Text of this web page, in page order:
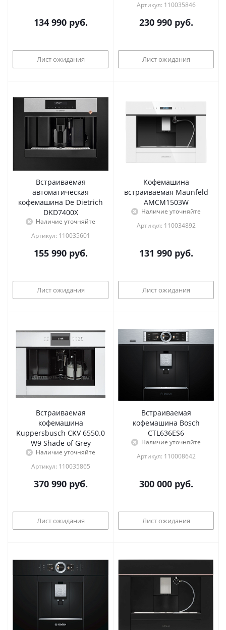
134 990руб.
Лист ожидания
Артикул: 110035846
230 990руб.
Лист ожидания
Встраиваемая
автоматическая
кофемашина De Dietrich
DKD7400X
Наличие уточняйте
Артикул: 110035601
155 990руб.
Лист ожидания
Кофемашина
встраиваемая Maunfeld
AMCM1503W
Наличие уточняйте
Артикул: 110034892
131 990руб.
Лист ожидания
Встраиваемая
кофемашина
Kuppersbusch CKV 6550.0
W9 Shade of Grey
Наличие уточняйте
Артикул: 110035865
370 990руб.
Лист ожидания
Встраиваемая
кофемашина Bosch
CTL636ES6
Наличие уточняйте
Артикул: 110008642
300 000руб.
Лист ожидания